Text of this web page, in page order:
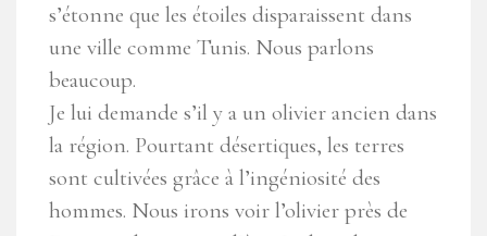
s’étonne que les étoiles disparaissent dans
une ville comme Tunis. Nous parlons
beaucoup.
Je lui demande s’il y a un olivier ancien dans
la région. Pourtant désertiques, les terres
sont cultivées grâce à l’ingéniosité des
hommes. Nous irons voir l’olivier près de